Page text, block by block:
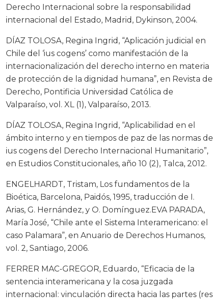
Derecho Internacional sobre la responsabilidad
internacional del Estado, Madrid, Dykinson, 2004.
DÍAZ TOLOSA, Regina Ingrid, “Aplicación judicial en
Chile del ‘ius cogens’ como manifestación de la
internacionalización del derecho interno en materia
de protección de la dignidad humana”, en Revista de
Derecho, Pontificia Universidad Católica de
Valparaíso, vol. XL (1), Valparaíso, 2013.
DÍAZ TOLOSA, Regina Ingrid, “Aplicabilidad en el
ámbito interno y en tiempos de paz de las normas de
ius cogens del Derecho Internacional Humanitario”,
en Estudios Constitucionales, año 10 (2), Talca, 2012.
ENGELHARDT, Tristam, Los fundamentos de la
Bioética, Barcelona, Paidós, 1995, traducción de I.
Arias, G. Hernández, y O. Domínguez.EVA PARADA,
María José, “Chile ante el Sistema Interamericano: el
caso Palamara”, en Anuario de Derechos Humanos,
vol. 2, Santiago, 2006.
FERRER MAC-GREGOR, Eduardo, “Eficacia de la
sentencia interamericana y la cosa juzgada
internacional: vinculación directa hacia las partes (res